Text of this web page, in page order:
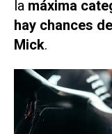
la máxima
hay chances
Mick.